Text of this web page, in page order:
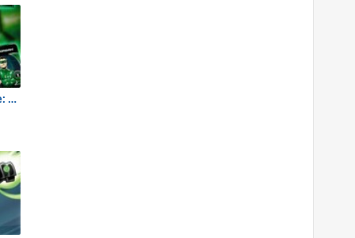
Lanterna Verde: Batalha de Cartas